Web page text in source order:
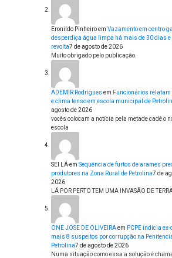
Eronildo Pinheiroem Vazamento em centro
desperdiça água limpa há mais de 30 dias e
revolta7 de agosto de 2026
Muito obrigado pelo publicação.
ADEMIR Rodrigues em Funcionários
e clima tenso em escola municipal de
agosto de 2026
vocês colocam a notícia pela metade cadê o
escola
SEI LÁem Sequência de furtos de arames
produtores na Zona Rural de Petrolina7 de
2026
LÁ POR PERTO TEM UMA INVASÃO DE
ONE JOSE DE OLIVEIRAem PCPE indicia
mais 8 suspeitos por corrupção na
Petrolina7 de agosto de 2026
Numa situação como essa a solução é